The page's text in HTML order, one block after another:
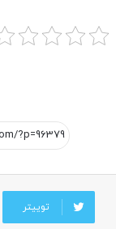
توییتر